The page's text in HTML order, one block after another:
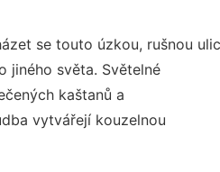
se touto úzkou, rušnou
jiného světa. Světelné
kaštanů a
vytvářejí kouzelnou